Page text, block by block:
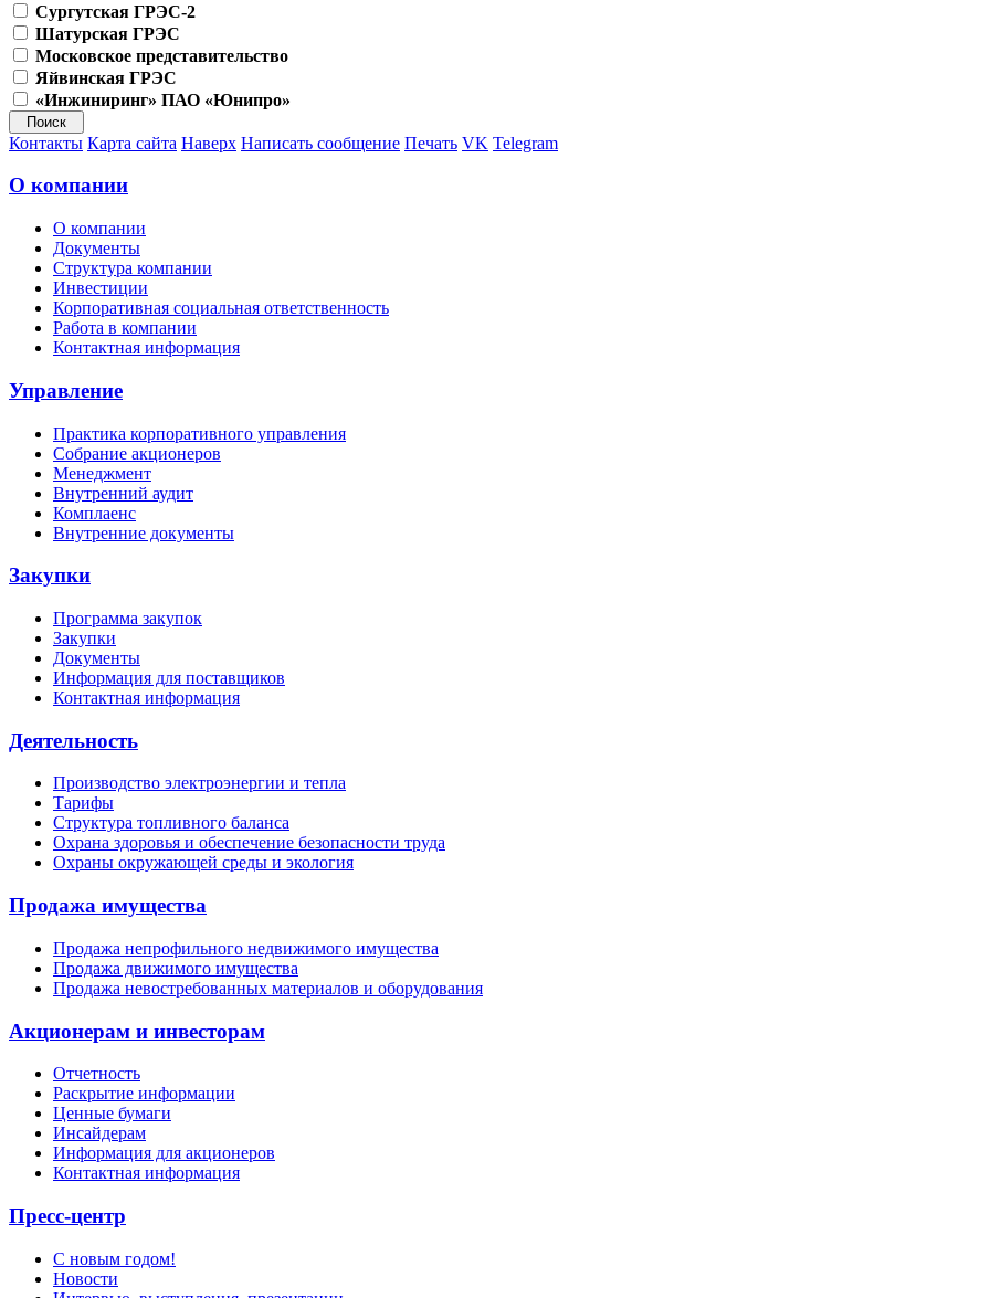
Сургутская ГРЭС-2
Шатурская ГРЭС
Московское представительство
Яйвинская ГРЭС
«Инжиниринг» ПАО «Юнипро»
Контакты Карта сайта Наверх Написать сообщение Печать VK Telegram
О компании
О компании
Документы
Структура компании
Инвестиции
Корпоративная социальная ответственность
Работа в компании
Контактная информация
Управление
Практика корпоративного управления
Собрание акционеров
Менеджмент
Внутренний аудит
Комплаенс
Внутренние документы
Закупки
Программа закупок
Закупки
Документы
Информация для поставщиков
Контактная информация
Деятельность
Производство электроэнергии и тепла
Тарифы
Структура топливного баланса
Охрана здоровья и обеспечение безопасности труда
Охраны окружающей среды и экология
Продажа имущества
Продажа непрофильного недвижимого имущества
Продажа движимого имущества
Продажа невостребованных материалов и оборудования
Акционерам и инвесторам
Отчетность
Раскрытие информации
Ценные бумаги
Инсайдерам
Информация для акционеров
Контактная информация
Пресс-центр
С новым годом!
Новости